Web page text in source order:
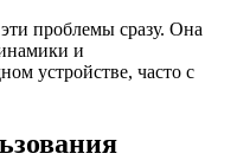
проблемы сразу. Она
и
устройстве, часто с